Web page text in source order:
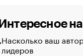
Интересное
Насколько ваш
лидеров